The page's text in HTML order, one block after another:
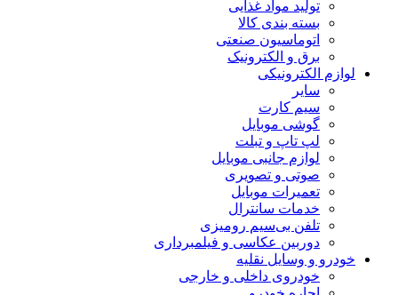
تولید مواد غذایی
بسته بندی کالا
اتوماسیون صنعتی
برق و الکترونیک
لوازم الکترونیکی
سایر
سیم کارت
گوشی موبایل
لپ تاپ و تبلت
لوازم جانبی موبایل
صوتی و تصویری
تعمیرات موبایل
خدمات سانترال
تلفن بی‌سیم رومیزی
دوربین عکاسی و فیلمبرداری
خودرو و وسایل نقلیه
خودروی داخلی و خارجی